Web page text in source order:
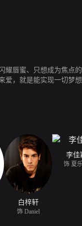
耀唇蜜、只想成为焦
爱，就是能实现一切梦
白梓轩
饰 Daniel
李佳
饰 夏